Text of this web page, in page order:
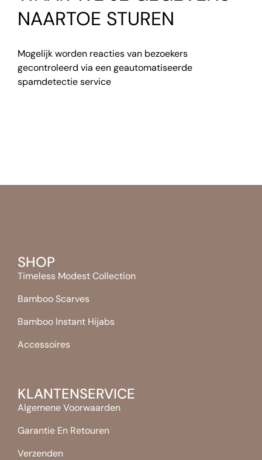
NAARTOE STUREN
Mogelijk worden reacties van bezoekers
gecontroleerd via een geautomatiseerde
spamdetectie service
SHOP
Timeless Modest Collection
Bamboo Scarves
Bamboo Instant Hijabs
Accessoires
KLANTENSERVICE
Algemene Voorwaarden
Garantie En Retouren
Verzenden